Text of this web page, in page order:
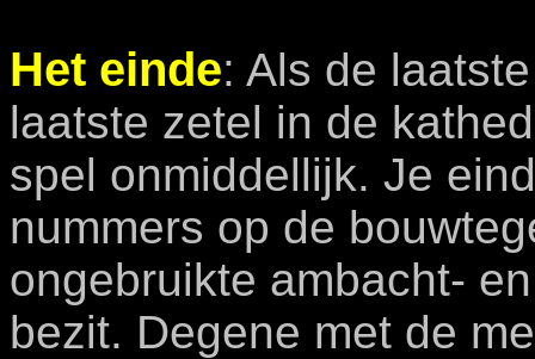
Het einde: Als de
laatste zetel in de
spel onmiddellijk. Je
nummers op de
ongebruikte ambacht-
bezit. Degene met de